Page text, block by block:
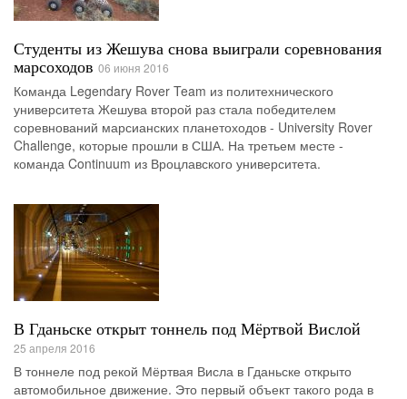
Студенты из Жешува снова выиграли соревнования
марсоходов 06 июня 2016
Команда Legendary Rover Team из политехнического
университета Жешува второй раз стала победителем
соревнований марсианских планетоходов - University Rover
Challenge, которые прошли в США. На третьем месте -
команда Continuum из Вроцлавского университета.
В Гданьске открыт тоннель под Мёртвой Вислой
25 апреля 2016
В тоннеле под рекой Мёртвая Висла в Гданьске открыто
автомобильное движение. Это первый объект такого рода в